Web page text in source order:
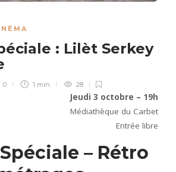
: Lilèt Serkey
0 1 min 28
Jeudi 3 octobre – 19h
Médiathèque du Carbet
Entrée libre
– Rétro